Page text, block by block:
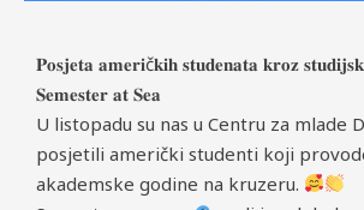
𝐏𝐨𝐬𝐣𝐞𝐭𝐚 𝐚𝐦𝐞𝐫𝐢č𝐤𝐢𝐡 𝐬𝐭𝐮𝐝𝐞𝐧𝐚𝐭𝐚 𝐤𝐫𝐨𝐳
𝐒𝐞𝐦𝐞𝐬𝐭𝐞𝐫 𝐚𝐭 𝐒𝐞𝐚
U listopadu su nas u Centru za mlade
posjetili američki studenti koji
akademske godine na kruzeru.